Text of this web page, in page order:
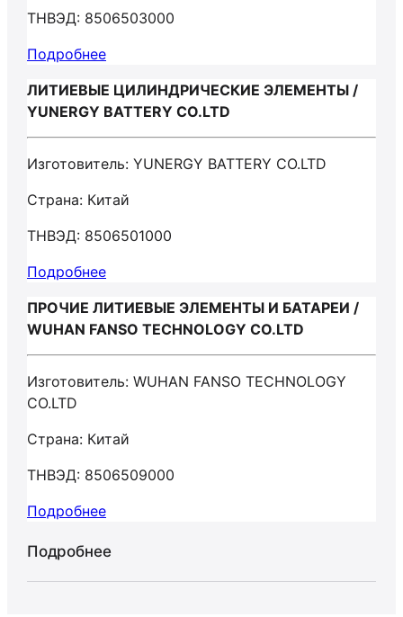
ТНВЭД: 8506503000
Подробнее
ЛИТИЕВЫЕ ЦИЛИНДРИЧЕСКИЕ ЭЛЕМЕНТЫ /
YUNERGY BATTERY CO.LTD
Изготовитель: YUNERGY BATTERY CO.LTD
Страна: Китай
ТНВЭД: 8506501000
Подробнее
ПРОЧИЕ ЛИТИЕВЫЕ ЭЛЕМЕНТЫ И БАТАРЕИ /
WUHAN FANSO TECHNOLOGY CO.LTD
Изготовитель: WUHAN FANSO TECHNOLOGY
CO.LTD
Страна: Китай
ТНВЭД: 8506509000
Подробнее
Подробнее